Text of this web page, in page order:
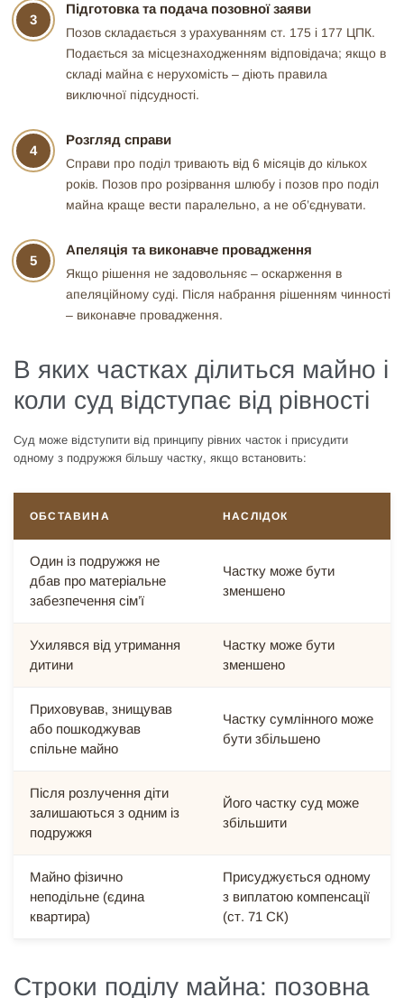
3
Підготовка та подача позовної заяви
Позов складається з урахуванням ст. 175 і 177 ЦПК.
Подається за місцезнаходженням відповідача; якщо в
складі майна є нерухомість – діють правила
виключної підсудності.
4
Розгляд справи
Справи про поділ тривають від 6 місяців до кількох
років. Позов про розірвання шлюбу і позов про поділ
майна краще вести паралельно, а не об’єднувати.
5
Апеляція та виконавче провадження
Якщо рішення не задовольняє – оскарження в
апеляційному суді. Після набрання рішенням чинності
– виконавче провадження.
В яких частках ділиться майно і
коли суд відступає від рівності
Суд може відступити від принципу рівних часток і присудити
одному з подружжя більшу частку, якщо встановить:
ОБСТАВИНА НАСЛІДОК
Один із подружжя не
дбав про матеріальне
забезпечення сім’ї
Частку може бути
зменшено
Ухилявся від утримання
дитини
Частку може бути
зменшено
Приховував, знищував
або пошкоджував
спільне майно
Частку сумлінного може
бути збільшено
Після розлучення діти
залишаються з одним із
подружжя
Його частку суд може
збільшити
Майно фізично
неподільне (єдина
квартира)
Присуджується одному
з виплатою компенсації
(ст. 71 СК)
Строки поділу майна: позовна